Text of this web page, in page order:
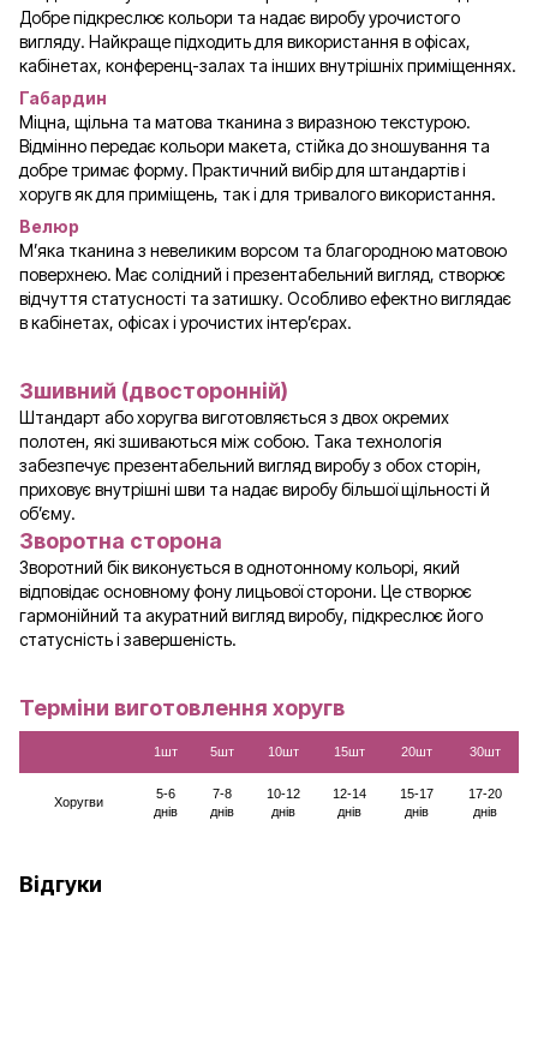
Добре підкреслює кольори та надає виробу урочистого
вигляду. Найкраще підходить для використання в офісах,
кабінетах, конференц-залах та інших внутрішніх приміщеннях.
Габардин
Міцна, щільна та матова тканина з виразною текстурою.
Відмінно передає кольори макета, стійка до зношування та
добре тримає форму. Практичний вибір для штандартів і
хоругв як для приміщень, так і для тривалого використання.
Велюр
М’яка тканина з невеликим ворсом та благородною матовою
поверхнею. Має солідний і презентабельний вигляд, створює
відчуття статусності та затишку. Особливо ефектно виглядає
в кабінетах, офісах і урочистих інтер’єрах.
Зшивний (двосторонній)
Штандарт або хоругва виготовляється з двох окремих
полотен, які зшиваються між собою. Така технологія
забезпечує презентабельний вигляд виробу з обох сторін,
приховує внутрішні шви та надає виробу більшої щільності й
об’єму.
Зворотна сторона
Зворотний бік виконується в однотонному кольорі, який
відповідає основному фону лицьової сторони. Це створює
гармонійний та акуратний вигляд виробу, підкреслює його
статусність і завершеність.
Терміни виготовлення хоругв
1шт 5шт 10шт 15шт 20шт 30шт
Хоругви
5-6
днів
7-8
днів
10-12
днів
12-14
днів
15-17
днів
17-20
днів
Відгуки